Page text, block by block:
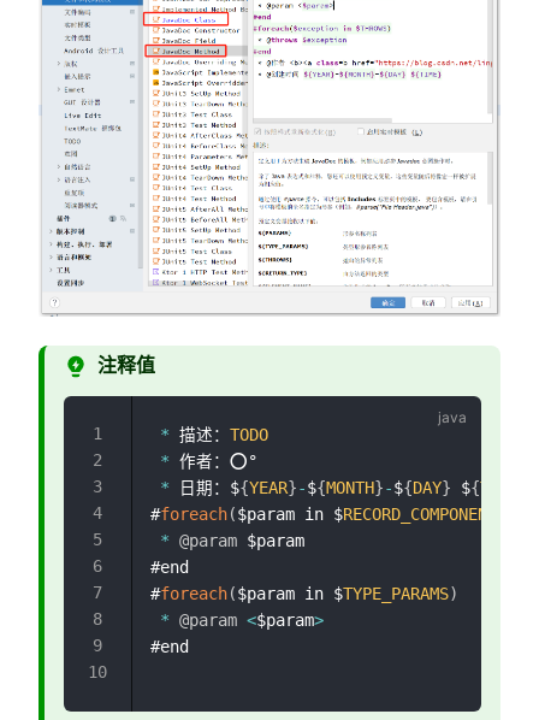
注释值
* 描述： TODO
* 作者：⭕°
* 日期：${YEAR}-${MONTH}-${DAY} ${TIME
#foreach($param in $RECORD_COMPONENTS
* @param $param
#end
#foreach($param in $TYPE_PARAMS)
* @param <$param>
#end